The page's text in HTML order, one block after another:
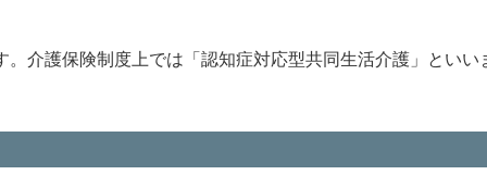
介護保険制度上では「認知症対応型共同生活介護」といい